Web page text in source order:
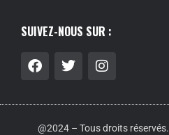
SUIVEZ-NOUS SUR :
@2024 – Tous droits réservés.